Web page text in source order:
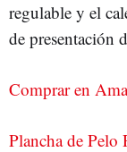
regulable y el
de presentación
Comprar en
Plancha de